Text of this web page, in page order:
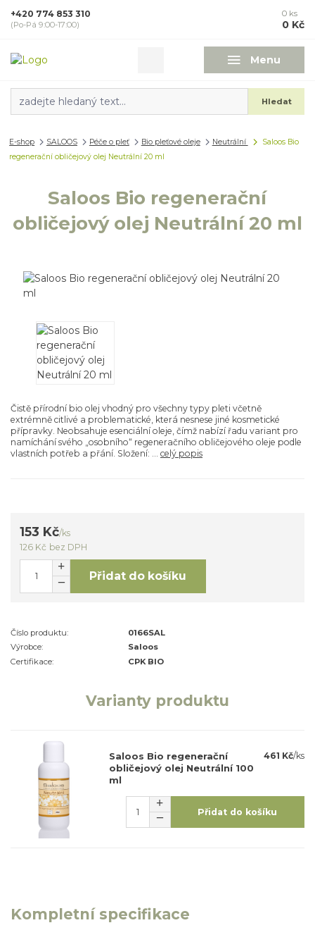
Menu
Hledat
+420 774 853 310
(Po-Pá 9:00-17:00)
0 ks
0 Kč
E-shop SALOOS Péče o pleť Bio pleťové oleje Neutrální
Saloos Bio
regenerační obličejový olej Neutrální 20 ml
Saloos Bio regenerační
obličejový olej Neutrální 20 ml
Čistě přírodní bio olej vhodný pro všechny typy pleti včetně
extrémně citlivé a problematické, která nesnese jiné kosmetické
přípravky. Neobsahuje esenciální oleje, čímž nabízí řadu variant pro
namíchání svého „osobního“ regeneračního obličejového oleje podle
vlastních potřeb a přání. Složení: ... celý popis
153 Kč/ks
126 Kč bez DPH
Přidat do košíku
Číslo produktu:
0166SAL
Výrobce:
Saloos
Certifikace:
CPK BIO
Varianty produktu
Saloos Bio regenerační
obličejový olej Neutrální 100
ml
461 Kč/ks
Přidat do košíku
Kompletní specifikace